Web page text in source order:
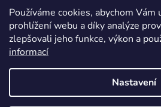
Používáme cookies, abychom
prohlížení webu a díky analýze
zlepšovali jeho funkce, výkon a
informací
Nastavení
Informace pro vás
Obchodní podmínky